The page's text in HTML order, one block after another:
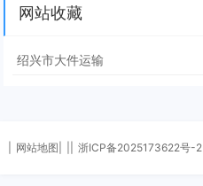
网站收藏
绍兴市大件运输
网站地图| 浙ICP备2025173622号-2|